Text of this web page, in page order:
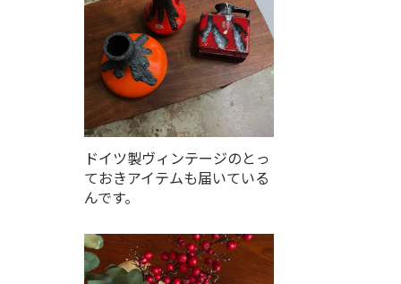
ドイツ製ヴィンテージのとっ
ておきアイテムも届いている
んです。